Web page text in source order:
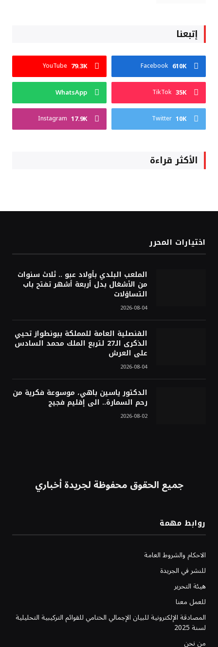
إتبعنا
Facebook 610K
YouTube 79.3K
TikTok 35K
WhatsApp
Twitter 10K
Instagram 17.9K
الأكثر قراءة
اختيارات المحرر
الملعب البلدي بأولاد عبو .. ثلاث سنوات
من الأشغال بدل أربعة أشهر تفتح باب
التساؤلات
2026-08-04
القنصلية العامة للمملكة ببونطواز تحيي
الذكرى الـ27 لتربع الملك محمد السادس
على العرش
2026-08-04
الدكتور ياسين باهي، موسوعة فكرية من
رحم السمارة.. الى إقليم فجيج
2026-08-02
جميع الحقوق محفوظة لجريدة أخباري
روابط مهمة
الاحكام والشروط العامة
للنشر في الجريدة
هيئة التحرير
للعمل معنا
المصادقة الإلكترونية للبيان الإجمالي الختامي للقوائم التركيبية التحليلية
لسنة 2025
من نحن